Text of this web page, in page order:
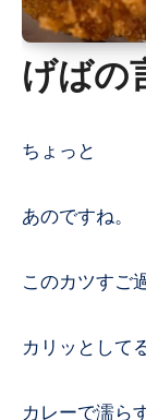
げばの
ちょっと
あのですね。
このカツすご
カリッとして
カレーで濡ら